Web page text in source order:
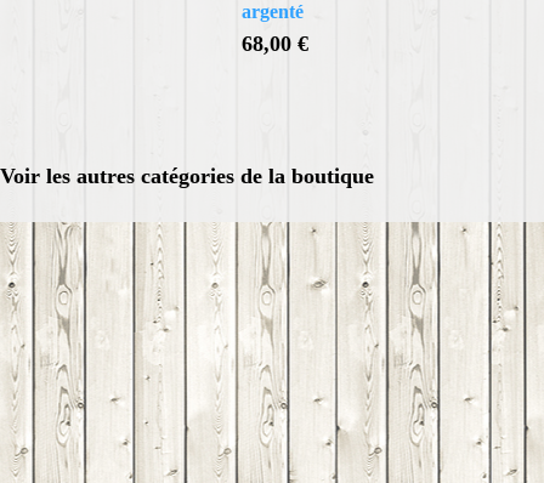
argenté
68,00 €
Voir les autres catégories de la boutique